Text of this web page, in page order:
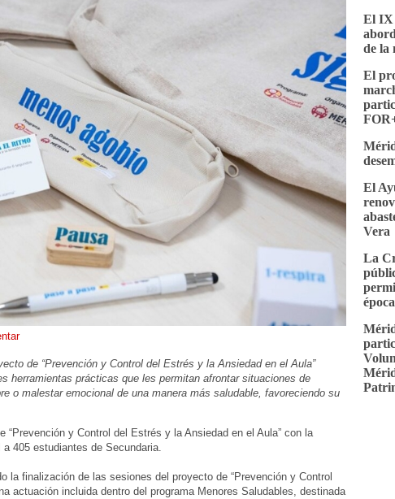
de “Prevención y Control del Estrés y la Ansiedad en el Aula”
herramientas prácticas que les permitan afrontar situaciones de
o malestar emocional de una manera más saludable, favoreciendo su
“Prevención y Control del Estrés y la Ansiedad en el Aula” con la
405 estudiantes de Secundaria.
la finalización de las sesiones del proyecto de “Prevención y Control
actuación incluida dentro del programa Menores Saludables, destinada
El IX
de la
El
El
Vera
La